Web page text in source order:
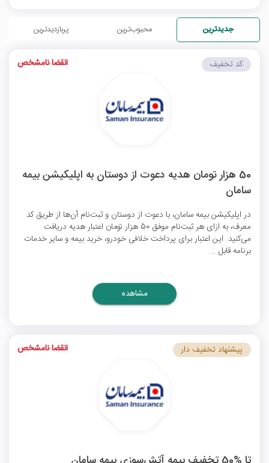
جدیدترین محبوب‌ترین پربازدیدترین
50 هزار تومان هدیه دعوت از دوستان به اپلیکیشن بیمه
سامان
در اپلیکیشن بیمه سامان، با دعوت از دوستان و ثبت‌نام آن‌ها از طریق کد
معرف، به ازای هر ثبت‌نام موفق 50 هزار تومان اعتبار هدیه دریافت
می‌کنید. این اعتبار برای پرداخت خلافی خودرو، خرید بیمه و سایر خدمات
برنامه قابل ...
کد تخفیف انقضا نامشخص
مشاهده
پیشنهاد تخفیف دار انقضا نامشخص